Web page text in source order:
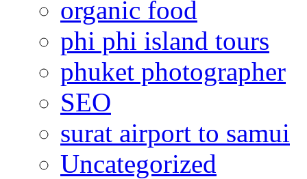
organic food
phi phi island tours
phuket photographer
SEO
surat airport to samui
Uncategorized